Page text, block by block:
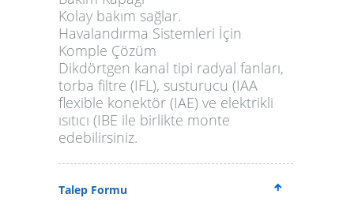
Kolay bakım sağlar.
Havalandırma Sistemleri İçin
Komple Çözüm
Dikdörtgen kanal tipi radyal fanları,
torba filtre (IFL), susturucu (IAA
flexible konektör (IAE) ve elektrikli
ısıtıcı (IBE ile birlikte monte
edebilirsiniz.
Talep Formu